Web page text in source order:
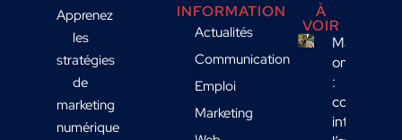
Apprenez
les
stratégies
de
marketing
numérique
INFORMATION
Actualités
Communication
Emploi
Marketing
À
VOIR
Marketing
omnicanal
:
comment
intégrer